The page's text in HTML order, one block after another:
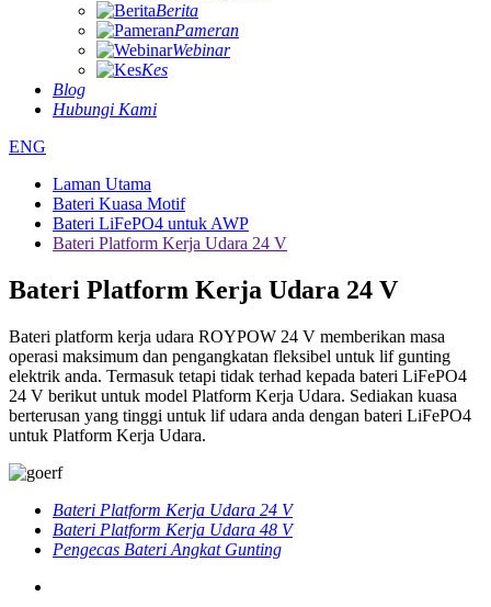
Berita
Pameran
Webinar
Kes
Blog
Hubungi Kami
ENG
Laman Utama
Bateri Kuasa Motif
Bateri LiFePO4 untuk AWP
Bateri Platform Kerja Udara 24 V
Bateri Platform Kerja Udara 24 V
Bateri platform kerja udara ROYPOW 24 V memberikan masa
operasi maksimum dan pengangkatan fleksibel untuk lif gunting
elektrik anda. Termasuk tetapi tidak terhad kepada bateri LiFePO4
24 V berikut untuk model Platform Kerja Udara. Sediakan kuasa
berterusan yang tinggi untuk lif udara anda dengan bateri LiFePO4
untuk Platform Kerja Udara.
Bateri Platform Kerja Udara 24 V
Bateri Platform Kerja Udara 48 V
Pengecas Bateri Angkat Gunting